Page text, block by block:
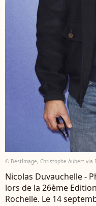
© BestImage, Christophe Aubert via
Nicolas Duvauchelle -
lors de la 26ème
Rochelle. Le 14